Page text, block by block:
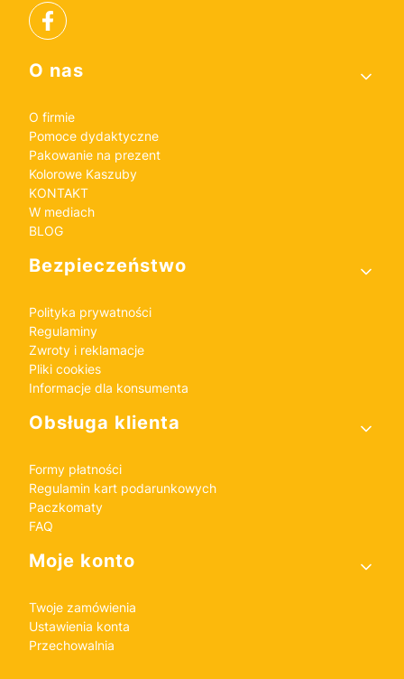
Linki w stopce
O nas
O firmie
Pomoce dydaktyczne
Pakowanie na prezent
Kolorowe Kaszuby
KONTAKT
W mediach
BLOG
Bezpieczeństwo
Polityka prywatności
Regulaminy
Zwroty i reklamacje
Pliki cookies
Informacje dla konsumenta
Obsługa klienta
Formy płatności
Regulamin kart podarunkowych
Paczkomaty
FAQ
Moje konto
Twoje zamówienia
Ustawienia konta
Przechowalnia